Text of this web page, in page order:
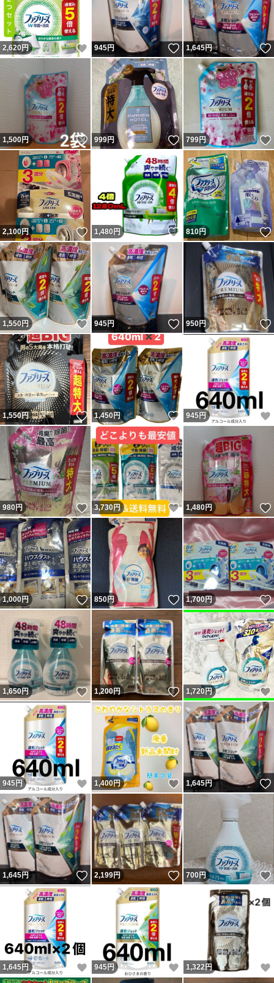
2,620円 いいね！
945円 いいね！
1,645円
1,500円 いいね！
999円 いいね！
799円
2,100円 いいね！
1,480 円 いいね！
810円
1,550円 いいね！
945円 いいね！
950円
1,550円 いいね！
1,450円 いいね！
945円
980円 いいね！
3,730円 いいね！
1,480円
1,000円 いいね！
850円 いいね！
1,700円
1,650円 いいね！
1,200円 いいね！
1,720円
945円 いいね！
1,400円 いいね！
1,645円
1,645円 いいね！
2,199円 いいね！
700円
1,645円 いいね！
945円 いいね！
1,322円